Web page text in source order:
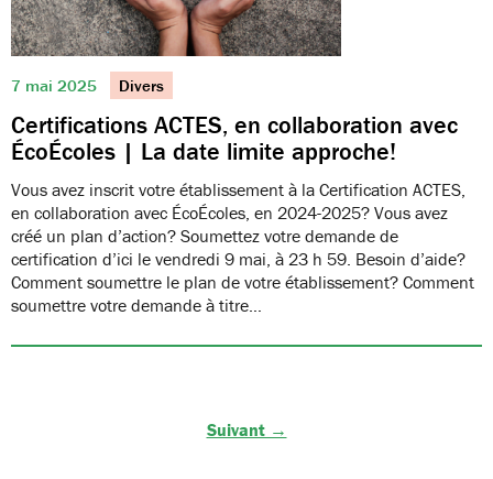
7 mai 2025 Divers
Certifications ACTES, en collaboration avec
ÉcoÉcoles | La date limite approche!
Vous avez inscrit votre établissement à la Certification ACTES,
en collaboration avec ÉcoÉcoles, en 2024-2025? Vous avez
créé un plan d’action? Soumettez votre demande de
certification d’ici le vendredi 9 mai, à 23 h 59. Besoin d’aide?
Comment soumettre le plan de votre établissement? Comment
soumettre votre demande à titre…
Suivant →